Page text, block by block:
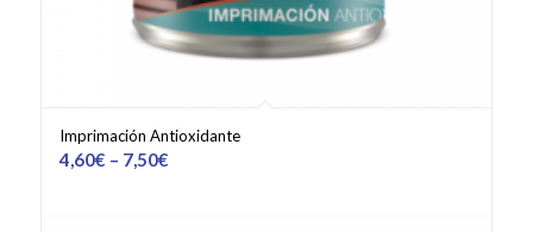
Imprimación Antioxidante
4,60€ – 7,50€